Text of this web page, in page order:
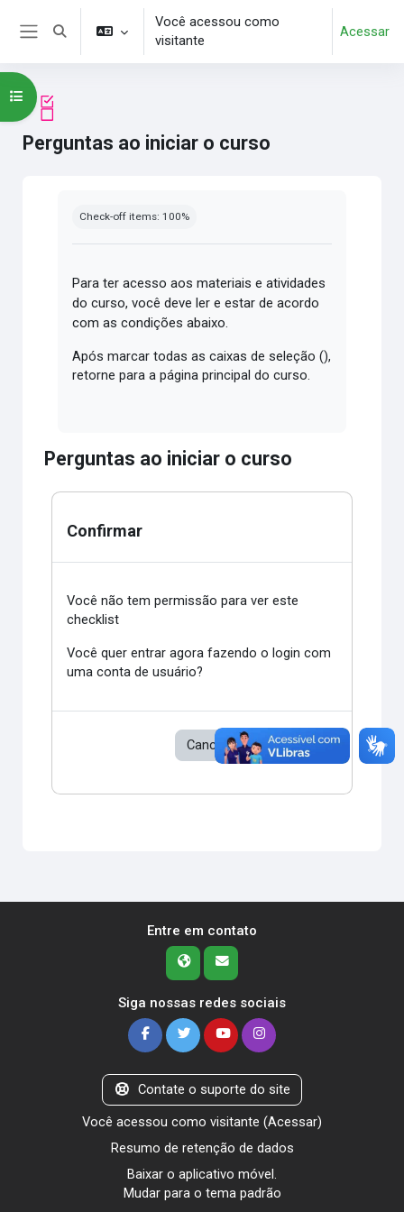
Ir para o conteúdo principal
Alternar entrada de pesquisa
Você acessou como
visitante
Acessar
Perguntas ao iniciar o curso
Abrir índice do curso
Check-off items: 100%
Para ter acesso aos materiais e atividades
do curso, você deve ler e estar de acordo
com as condições abaixo.
Após marcar todas as caixas de seleção (),
retorne para a página principal do curso.
Perguntas ao iniciar o curso
Confirmar
Você não tem permissão para ver este
checklist
Você quer entrar agora fazendo o login com
uma conta de usuário?
Cancelar Continuar
Entre em contato
Siga nossas redes sociais
Contate o suporte do site
Você acessou como visitante (Acessar)
Resumo de retenção de dados
Baixar o aplicativo móvel.
Mudar para o tema padrão